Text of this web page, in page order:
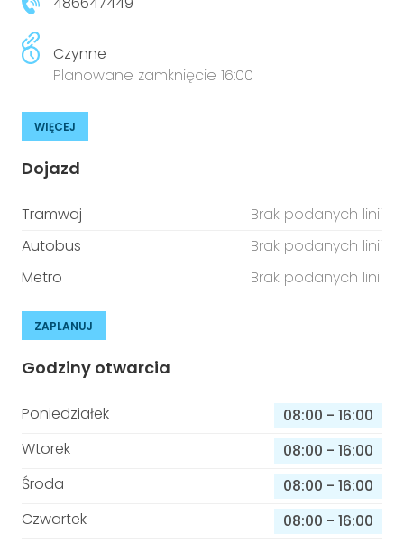
Czynne
Planowane zamknięcie 16:00
WIĘCEJ
Dojazd
Tramwaj
Brak podanych linii
Autobus
Brak podanych linii
Metro
Brak podanych linii
ZAPLANUJ
Godziny otwarcia
Poniedziałek 08:00 - 16:00
Wtorek
08:00 - 16:00
Środa
08:00 - 16:00
Czwartek
08:00 - 16:00